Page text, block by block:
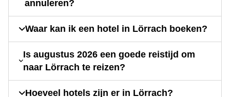
annuleren?
Waar kan ik een hotel in Lörrach boeken?
Is augustus 2026 een goede reistijd om
naar Lörrach te reizen?
Hoeveel hotels zijn er in Lörrach?